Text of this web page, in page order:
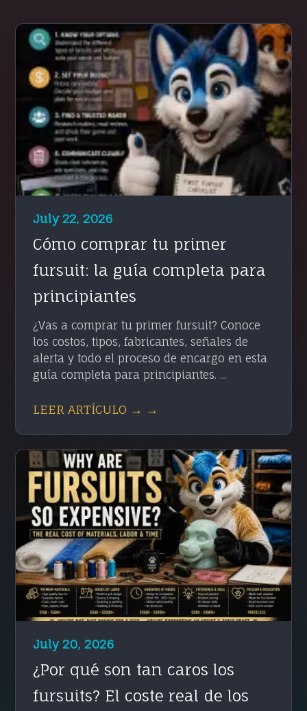
July 22, 2026
Cómo comprar tu primer
fursuit: la guía completa para
principiantes
¿Vas a comprar tu primer fursuit? Conoce
los costos, tipos, fabricantes, señales de
alerta y todo el proceso de encargo en esta
guía completa para principiantes. ...
LEER ARTÍCULO → →
July 20, 2026
¿Por qué son tan caros los
fursuits? El coste real de los